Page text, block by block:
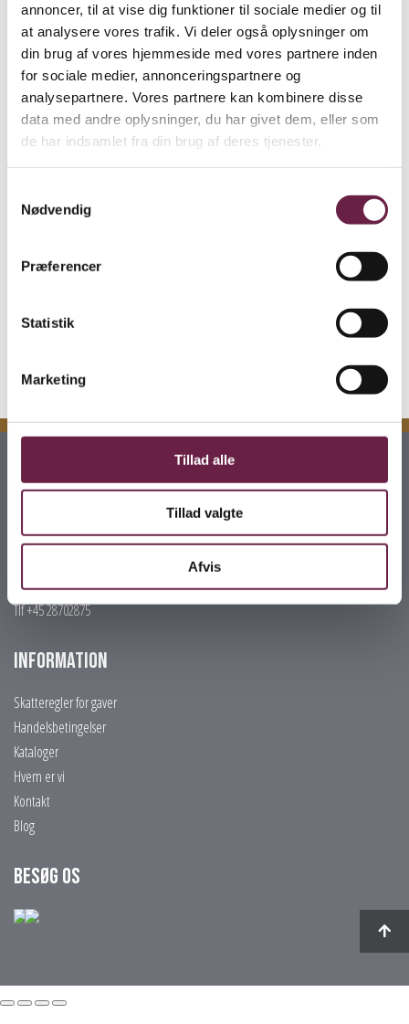
annoncer, til at vise dig funktioner til sociale medier og til
at analysere vores trafik. Vi deler også oplysninger om
din brug af vores hjemmeside med vores partnere inden
for sociale medier, annonceringspartnere og
analysepartnere. Vores partnere kan kombinere disse
data med andre oplysninger, du har givet dem, eller som
de har indsamlet fra din brug af deres tjenester.
Nødvendig
Præferencer
Statistik
Marketing
Tillad alle
Tillad valgte
Afvis
Beskrivelse
Lyngby Vase har de ikoniske rifler, hvor minimalistisk og
funktionalistisk design forenes med klassisk håndværk og
avancerede produktionsteknikker. Da vasen kom frem
med sit enkle og meget anderledes udtryk, der mindede
Gaven indeholder:
Vejl. pris kr. 1500,-
H E Bluhmes Vej 53
info@gaveshop.nu
Tlf +45 28702875
Information
Skatteregler for gaver
Handelsbetingelser
Kataloger
Hvem er vi
Kontakt
Blog
Besøg os